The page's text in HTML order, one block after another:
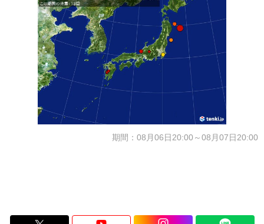
期間：08月06日20:00～08月07日20:00